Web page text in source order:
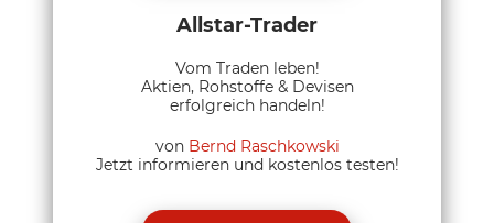
Allstar-Trader
Vom Traden leben!
Aktien, Rohstoffe & Devisen
erfolgreich handeln!
von Bernd Raschkowski
Jetzt informieren und kostenlos testen!